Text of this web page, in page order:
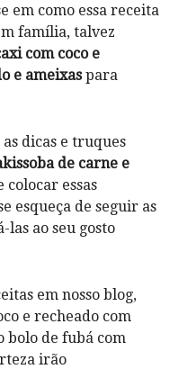
em como essa receita
família, talvez
com coco e
e ameixaspara
dicas e truques
de carne e
colocar essas
esqueça de seguir as
ao seu gosto
em nosso blog,
e recheado com
bolo de fubá com
irão